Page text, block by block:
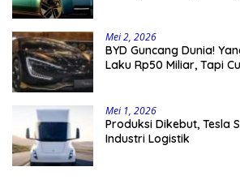
Mei 2, 2026
BYD Guncang Dunia!
Laku Rp50 Miliar, Tapi
Mei 1, 2026
Produksi Dikebut, Tesla
Industri Logistik